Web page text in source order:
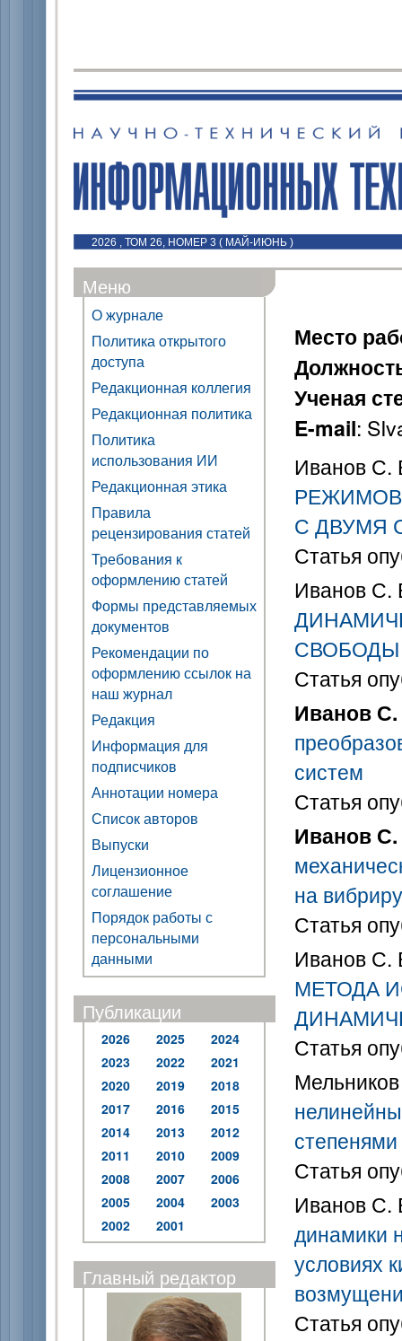
2026 , ТОМ 26, НОМЕР 3 ( МАЙ-ИЮНЬ )
Меню
О журнале
Политика открытого
доступа
Редакционная коллегия
Редакционная политика
Политика
использования ИИ
Редакционная этика
Правила
рецензирования статей
Требования к
оформлению статей
Формы представляемых
документов
Рекомендации по
оформлению ссылок на
наш журнал
Редакция
Информация для
подписчиков
Аннотации номера
Список авторов
Выпуски
Лицензионное
соглашение
Порядок работы с
персональными
данными
Публикации
2026 2025
2024
2023
2022
2021
2020
2019
2018
2017
2016
2015
2014
2013
2012
2011
2010
2009
2008
2007
2006
2005
2004
2003
2002
2001
Главный редактор
Место
Ученая
E-mail:
Иванов
С ДВУМЯ
Статья
Иванов
СВОБОДЫ
Статья
Иванов
систем
Статья
Иванов
на
Статья
Иванов
МЕТОДА
Статья
Статья
Иванов С.
динамики
условиях
Статья